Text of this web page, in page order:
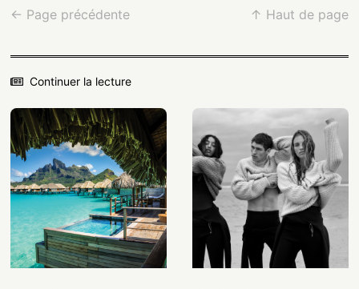
← Page précédente ↑ Haut de page
Continuer la lecture